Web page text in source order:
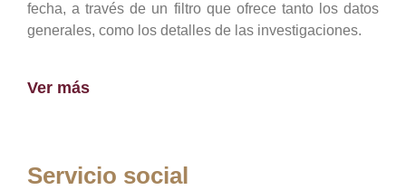
fecha, a través de un filtro que ofrece tanto los datos
generales, como los detalles de las investigaciones.
Ver más
Servicio social